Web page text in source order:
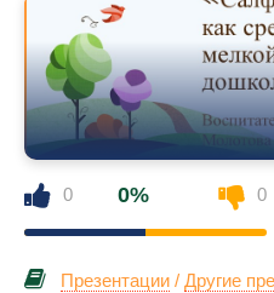
0 0% 0
Презентации / Другие